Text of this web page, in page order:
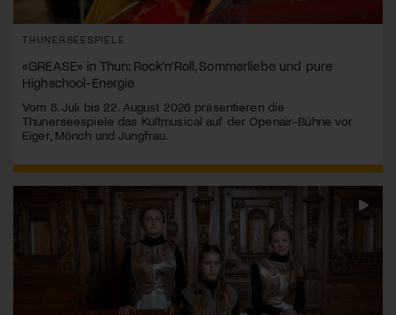
THUNERSEESPIELE
«GREASE» in Thun: Rock’n’Roll, Sommerliebe und pure
Highschool-Energie
Vom 8. Juli bis 22. August 2026 präsentieren die
Thunerseespiele das Kultmusical auf der Openair-Bühne vor
Eiger, Mönch und Jungfrau.